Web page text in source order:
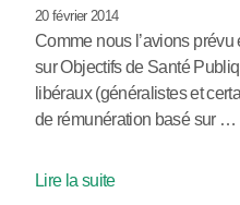
20 février 2014
Comme nous l’avions
sur Objectifs de Santé
libéraux (généralistes et
de rémunération basé sur …
Lire la suite